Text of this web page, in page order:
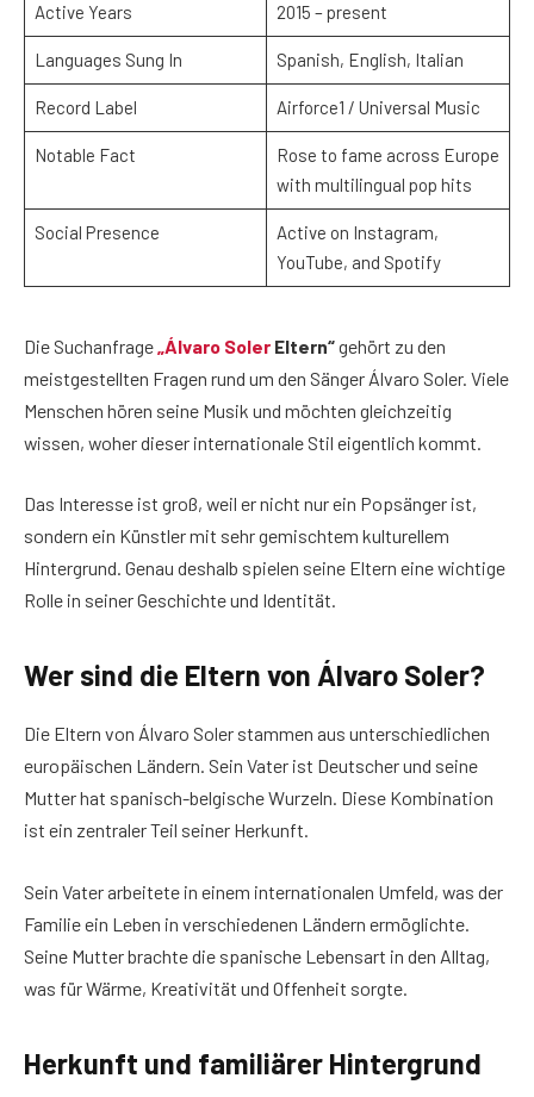
Active Years 2015 – present
Languages Sung In Spanish, English, Italian
Record Label Airforce1 / Universal Music
Notable Fact
Rose to fame across Europe
with multilingual pop hits
Social Presence
Active on Instagram,
YouTube, and Spotify
Die Suchanfrage „Álvaro Soler Eltern“gehört zu den
meistgestellten Fragen rund um den Sänger Álvaro Soler. Viele
Menschen hören seine Musik und möchten gleichzeitig
wissen, woher dieser internationale Stil eigentlich kommt.
Das Interesse ist groß, weil er nicht nur ein Popsänger ist,
sondern ein Künstler mit sehr gemischtem kulturellem
Hintergrund. Genau deshalb spielen seine Eltern eine wichtige
Rolle in seiner Geschichte und Identität.
Wer sind die Eltern von Álvaro Soler?
Die Eltern von Álvaro Soler stammen aus unterschiedlichen
europäischen Ländern. Sein Vater ist Deutscher und seine
Mutter hat spanisch-belgische Wurzeln. Diese Kombination
ist ein zentraler Teil seiner Herkunft.
Sein Vater arbeitete in einem internationalen Umfeld, was der
Familie ein Leben in verschiedenen Ländern ermöglichte.
Seine Mutter brachte die spanische Lebensart in den Alltag,
was für Wärme, Kreativität und Offenheit sorgte.
Herkunft und familiärer Hintergrund